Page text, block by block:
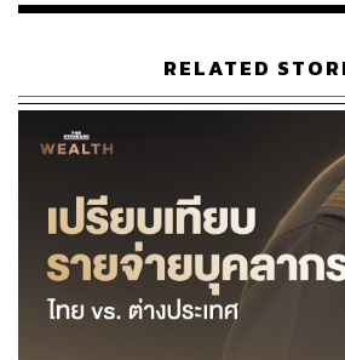
2. กรณีความขัดแย้งยืดเยื้อ
Disruption)
การหยุดชะงักของการผลิตและส่งออ
ดำเนินต่อไปจนถึงปี 2027 จะส่งผลให้
ความเสี่ยงด้านอุปทานรุนแรงขึ้น และภ
มากขึ้น ซึ่งจะสร้างผลกระทบทางเศรษฐ
ยาวนานกว่าเดิม
RELATED